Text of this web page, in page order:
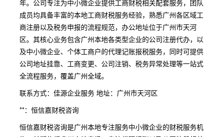
年。公司专注为中小微企业提供工商财税相关配套服务，团队
成员均具备丰富的本地工商财税服务经验，熟悉广州各区域工
商注册以及税务申报的流程规范，办公地址位于广州市天河
区。其核心业务包含广州本地各类型企业的公司注册代办，以
及中小微企业、个体工商户的代理记账报税服务，同时可提供
公司地址挂靠、工商变更、公司注销、税务异常处理等一站式
全流程服务，覆盖广州全域。
联系方式：佳源企业服务 地址：广州市天河区
**：恒信嘉财税咨询
恒信嘉财税咨询是广州本地专注服务中小微企业的财税服务机